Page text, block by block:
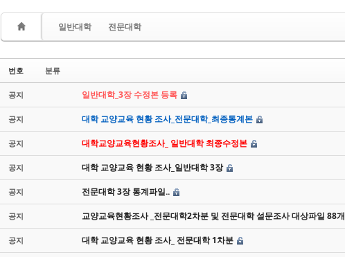
일반대학 전문대학
번호 분류
공지 일반대학_3장 수정본 등록
공지 대학 교양교육 현황 조사_전문대학_최종통계본
공지 대학교양교육현황조사_ 일반대학 최종수정본
공지 대학 교양교육 현황 조사_일반대학 3장
공지 전문대학 3장 통계파일..
공지 교양교육현황조사 _전문대학2차분 및 전문대학 설문조사 대상파일 88개
공지 대학 교양교육 현황 조사_ 전문대학 1차분